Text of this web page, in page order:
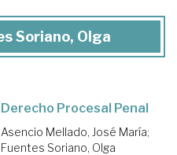
Soriano, Olga
Derecho Procesal Penal
Asencio Mellado, José María;
Fuentes Soriano, Olga